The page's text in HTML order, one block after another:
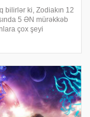
bilirlər ki, Zodiakın 12
5 ƏN mürəkkəb
çox şeyi
- ünsiyyətd